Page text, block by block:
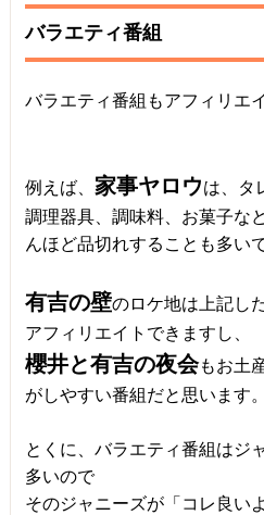
バラエティ番組
バラエティ番組もアフィリエ
例えば、 家事ヤロウは、タ
調理器具、調味料、お菓子な
んほど品切れすることも多いで
有吉の壁のロケ地は上記し
アフィリエイトできますし、
櫻井と有吉の夜会もお土
がしやすい番組だと思います。
とくに、バラエティ番組はジ
多いので
そのジャニーズが「コレ良い